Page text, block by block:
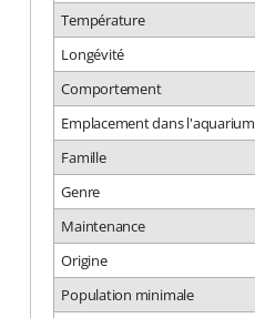
Température
Longévité
Comportement
Emplacement dans l'aquarium
Famille
Genre
Maintenance
Origine
Population minimale